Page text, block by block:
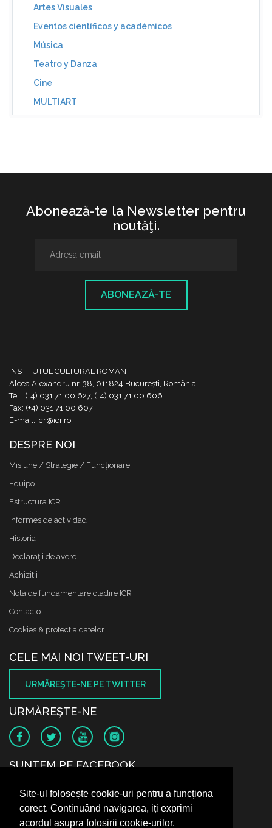
Site-ul folosește cookie-uri pentru a funcționa
corect. Continuând navigarea, iți exprimi
acordul asupra folosirii cookie-urilor.
Artes Visuales
Eventos científicos y académicos
Música
Teatro y Danza
Cine
MULTIART
Abonează-te la Newsletter pentru
noutăţi.
ABONEAZĂ-TE
INSTITUTUL CULTURAL ROMÂN
Aleea Alexandru nr. 38, 011824 București, România
Tel.: (+4) 031 71 00 627, (+4) 031 71 00 606
Fax: (+4) 031 71 00 607
E-mail: icr@icr.ro
DESPRE NOI
Misiune / Strategie / Funcţionare
Equipo
Estructura ICR
Informes de actividad
Historia
Declaraţii de avere
Achizitii
Nota de fundamentare cladire ICR
Contacto
Cookies & protectia datelor
CELE MAI NOI TWEET-URI
URMĂREŞTE-NE PE TWITTER
URMĂREŞTE-NE
SUNTEM PE FACEBOOK